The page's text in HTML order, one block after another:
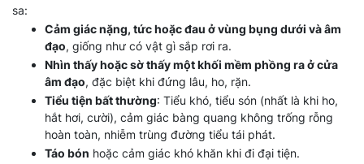
sa:
Cảm giác nặng, tức hoặc đau ở vùng bụng dưới và âm
đạo, giống như có vật gì sắp rơi ra.
Nhìn thấy hoặc sờ thấy một khối mềm phồng ra ở cửa
âm đạo, đặc biệt khi đứng lâu, ho, rặn.
Tiểu tiện bất thường: Tiểu khó, tiểu són (nhất là khi ho,
hắt hơi, cười), cảm giác bàng quang không trống rỗng
hoàn toàn, nhiễm trùng đường tiểu tái phát.
Táo bón hoặc cảm giác khó khăn khi đi đại tiện.